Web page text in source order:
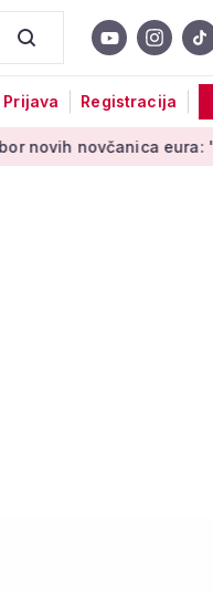
Prijava Registracija
eura: 'Među